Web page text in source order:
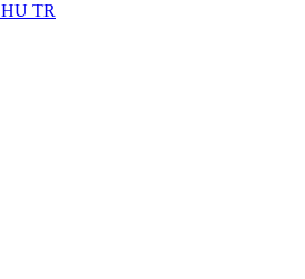
HU TR